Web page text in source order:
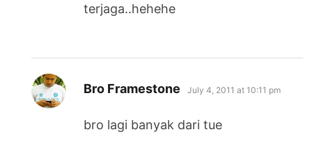
terjaga..hehehe
Bro Framestone says:
July 4, 2011 at 10:11 pm
bro lagi banyak dari tue